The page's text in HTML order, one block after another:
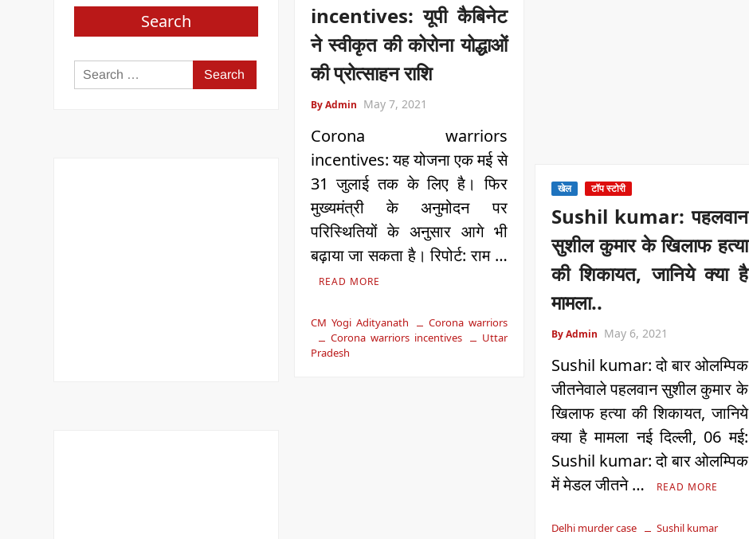
incentives: यूपी कैबिनेट
ने स्वीकृत की कोरोना योद्धाओं
की प्रोत्साहन राशि
By Admin May 7, 2021
Corona warriors
incentives: यह योजना एक मई से
31 जुलाई तक के लिए है। फिर
मुख्यमंत्री के अनुमोदन पर
परिस्थितियों के अनुसार आगे भी
बढ़ाया जा सकता है। रिपोर्ट: राम …
READ MORE
CM Yogi Adityanath
Corona warriors
Corona warriors incentives
Uttar
Pradesh
खेल टॉप स्टोरी
Sushil kumar: पहलवान
सुशील कुमार के खिलाफ हत्या
की शिकायत, जानिये क्या है
मामला..
By Admin May 6, 2021
Sushil kumar: दो बार ओलम्पिक
जीतनेवाले पहलवान सुशील कुमार के
खिलाफ हत्या की शिकायत, जानिये
क्या है मामला नई दिल्‍ली, 06 मई:
Sushil kumar: दो बार ओलम्पिक
में मेडल जीतने …
READ MORE
Delhi murder case Sushil kumar
Search
Search
for: